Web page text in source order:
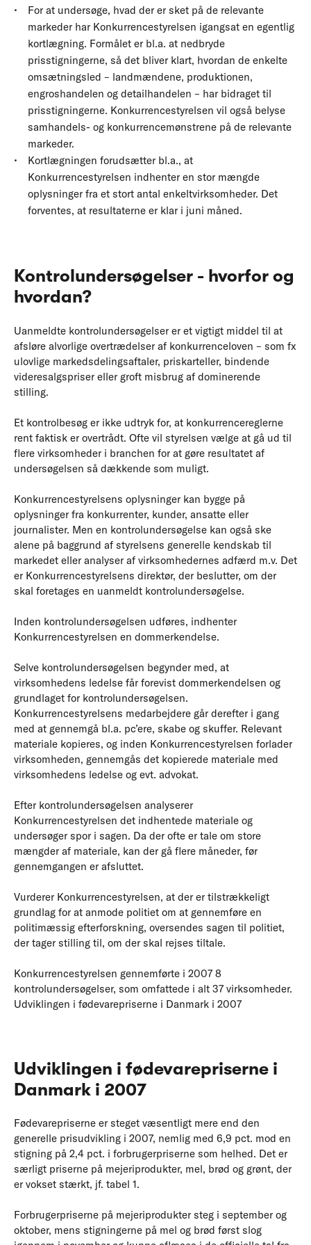
For at undersøge, hvad der er sket på de relevante
markeder har Konkurrencestyrelsen igangsat en egentlig
kortlægning. Formålet er bl.a. at nedbryde
prisstigningerne, så det bliver klart, hvordan de enkelte
omsætningsled – landmændene, produktionen,
engroshandelen og detailhandelen – har bidraget til
prisstigningerne. Konkurrencestyrelsen vil også belyse
samhandels- og konkurrencemønstrene på de relevante
markeder.
Kortlægningen forudsætter bl.a., at
Konkurrencestyrelsen indhenter en stor mængde
oplysninger fra et stort antal enkeltvirksomheder. Det
forventes, at resultaterne er klar i juni måned.
Kontrolundersøgelser - hvorfor og
hvordan?
Uanmeldte kontrolundersøgelser er et vigtigt middel til at
afsløre alvorlige overtrædelser af konkurrenceloven – som fx
ulovlige markedsdelingsaftaler, priskarteller, bindende
videresalgspriser eller groft misbrug af dominerende
stilling.
Et kontrolbesøg er ikke udtryk for, at konkurrencereglerne
rent faktisk er overtrådt. Ofte vil styrelsen vælge at gå ud til
flere virksomheder i branchen for at gøre resultatet af
undersøgelsen så dækkende som muligt.
Konkurrencestyrelsens oplysninger kan bygge på
oplysninger fra konkurrenter, kunder, ansatte eller
journalister. Men en kontrolundersøgelse kan også ske
alene på baggrund af styrelsens generelle kendskab til
markedet eller analyser af virksomhedernes adfærd m.v. Det
er Konkurrencestyrelsens direktør, der beslutter, om der
skal foretages en uanmeldt kontrolundersøgelse.
Inden kontrolundersøgelsen udføres, indhenter
Konkurrencestyrelsen en dommerkendelse.
Selve kontrolundersøgelsen begynder med, at
virksomhedens ledelse får forevist dommerkendelsen og
grundlaget for kontrolundersøgelsen.
Konkurrencestyrelsens medarbejdere går derefter i gang
med at gennemgå bl.a. pc’ere, skabe og skuffer. Relevant
materiale kopieres, og inden Konkurrencestyrelsen forlader
virksomheden, gennemgås det kopierede materiale med
virksomhedens ledelse og evt. advokat.
Efter kontrolundersøgelsen analyserer
Konkurrencestyrelsen det indhentede materiale og
undersøger spor i sagen. Da der ofte er tale om store
mængder af materiale, kan der gå flere måneder, før
gennemgangen er afsluttet.
Vurderer Konkurrencestyrelsen, at der er tilstrækkeligt
grundlag for at anmode politiet om at gennemføre en
politimæssig efterforskning, oversendes sagen til politiet,
der tager stilling til, om der skal rejses tiltale.
Konkurrencestyrelsen gennemførte i 2007 8
kontrolundersøgelser, som omfattede i alt 37 virksomheder.
Udviklingen i fødevarepriserne i Danmark i 2007
Udviklingen i fødevarepriserne i
Danmark i 2007
Fødevarepriserne er steget væsentligt mere end den
generelle prisudvikling i 2007, nemlig med 6,9 pct. mod en
stigning på 2,4 pct. i forbrugerpriserne som helhed. Det er
særligt priserne på mejeriprodukter, mel, brød og grønt, der
er vokset stærkt, jf. tabel 1.
Forbrugerpriserne på mejeriprodukter steg i september og
oktober, mens stigningerne på mel og brød først slog